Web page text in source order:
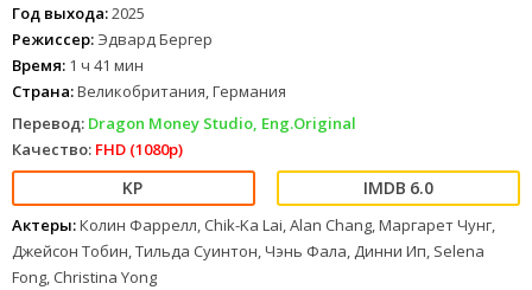
Год выхода:2025
Режиссер: Эдвард Бергер
Время: 1 ч 41 мин
Страна:Великобритания, Германия
Перевод: Dragon Money Studio, Eng.Original
Качество: FHD (1080p)
6.0
Актеры:Колин Фаррелл, Chik-Ka Lai, Alan Chang, Маргарет Чунг,
Джейсон Тобин, Тильда Суинтон, Чэнь Фала, Динни Ип, Selena
Fong, Christina Yong